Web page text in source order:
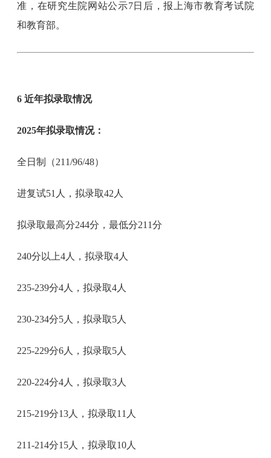
准，在研究生院网站公示7日后，报上海市教育考试院
和教育部。
6 近年拟录取情况
2025年拟录取情况：
全日制（211/96/48）
进复试51人，拟录取42人
拟录取最高分244分，最低分211分
240分以上4人，拟录取4人
235-239分4人，拟录取4人
230-234分5人，拟录取5人
225-229分6人，拟录取5人
220-224分4人，拟录取3人
215-219分13人，拟录取11人
211-214分15人，拟录取10人